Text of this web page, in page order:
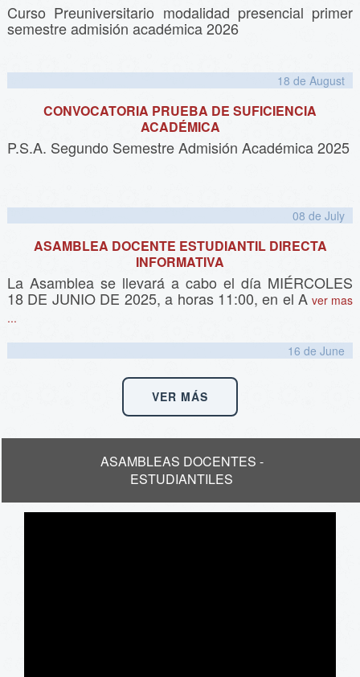
Curso Preuniversitario modalidad presencial primer
semestre admisión académica 2026
18 deAugust
CONVOCATORIA PRUEBA DE SUFICIENCIA
ACADÉMICA
P.S.A. Segundo Semestre Admisión Académica 2025
08 deJuly
ASAMBLEA DOCENTE ESTUDIANTIL DIRECTA
INFORMATIVA
La Asamblea se llevará a cabo el día MIÉRCOLES
18 DE JUNIO DE 2025, a horas 11:00, en el A ver mas
...
16 deJune
VER MÁS
ASAMBLEAS DOCENTES -
ESTUDIANTILES